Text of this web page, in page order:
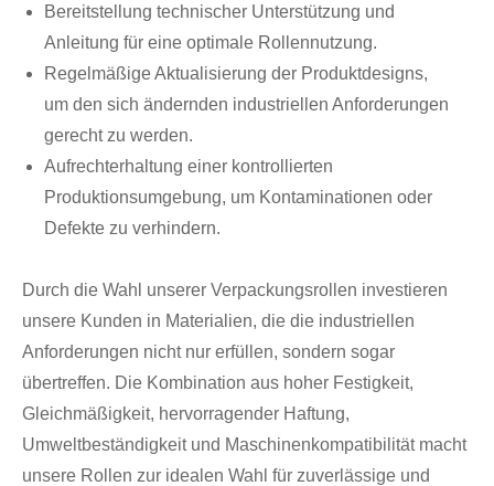
Bereitstellung technischer Unterstützung und
Anleitung für eine optimale Rollennutzung.
Regelmäßige Aktualisierung der Produktdesigns,
um den sich ändernden industriellen Anforderungen
gerecht zu werden.
Aufrechterhaltung einer kontrollierten
Produktionsumgebung, um Kontaminationen oder
Defekte zu verhindern.
Durch die Wahl unserer Verpackungsrollen investieren
unsere Kunden in Materialien, die die industriellen
Anforderungen nicht nur erfüllen, sondern sogar
übertreffen. Die Kombination aus hoher Festigkeit,
Gleichmäßigkeit, hervorragender Haftung,
Umweltbeständigkeit und Maschinenkompatibilität macht
unsere Rollen zur idealen Wahl für zuverlässige und